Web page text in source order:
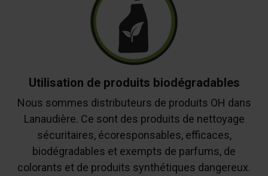
Utilisation de produits biodégradables
Nous sommes distributeurs de produits OH dans
Lanaudière. Ce sont des produits de nettoyage
sécuritaires, écoresponsables, efficaces,
biodégradables et exempts de parfums, de
colorants et de produits synthétiques dangereux.